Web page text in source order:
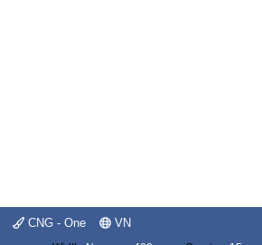
CNG - One VN